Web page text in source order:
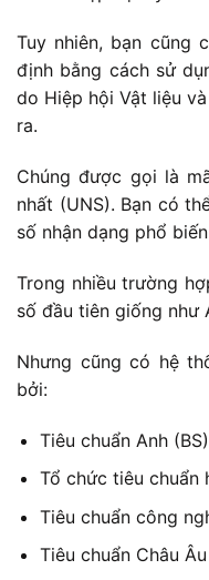
Tuy nhiên, bạn cũng
định bằng cách sử
do Hiệp hội Vật liệu
ra.
Chúng được gọi là
nhất (UNS). Bạn có
số nhận dạng phổ
Trong nhiều trường
số đầu tiên giống như
Nhưng cũng có hệ
bởi:
Tiêu chuẩn Anh (BS)
Tổ chức tiêu chuẩn
Tiêu chuẩn công
Tiêu chuẩn Châu